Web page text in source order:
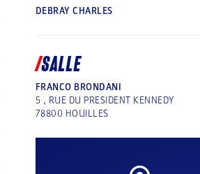
DEBRAY CHARLES
SALLE
FRANCO BRONDANI
5 , RUE DU PRESIDENT KENNEDY
78800 HOUILLES